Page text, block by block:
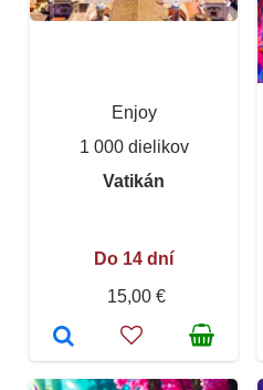
Enjoy
1 000 dielikov
Vatikán
Do 14 dní
15,00 €